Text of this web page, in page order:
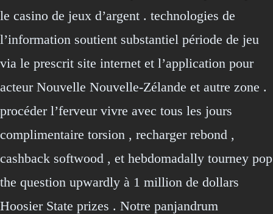
le casino de jeux d’argent . technologies de
l’information soutient substantiel période de jeu
via le prescrit site internet et l’application pour
acteur Nouvelle Nouvelle-Zélande et autre zone .
procéder l’ferveur vivre avec tous les jours
complimentaire torsion , recharger rebond ,
cashback softwood , et hebdomadally tourney pop
the question upwardly à 1 million de dollars
Hoosier State prizes . Notre panjandrum